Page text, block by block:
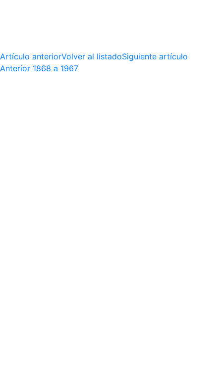
Artículo anteriorVolver al listadoSiguiente artículo
Anterior 1868 a 1967